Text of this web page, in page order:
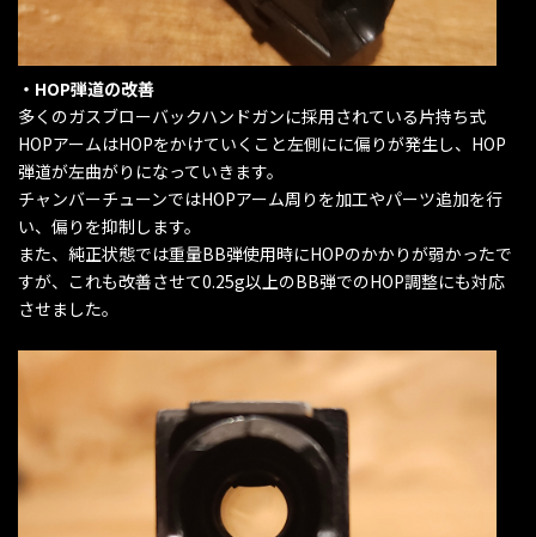
・HOP弾道の改善
多くのガスブローバックハンドガンに採用されている片持ち式
HOPアームはHOPをかけていくこと左側にに偏りが発生し、HOP
弾道が左曲がりになっていきます。
チャンバーチューンではHOPアーム周りを加工やパーツ追加を行
い、偏りを抑制します。
また、純正状態では重量BB弾使用時にHOPのかかりが弱かったで
すが、これも改善させて0.25g以上のBB弾でのHOP調整にも対応
させました。